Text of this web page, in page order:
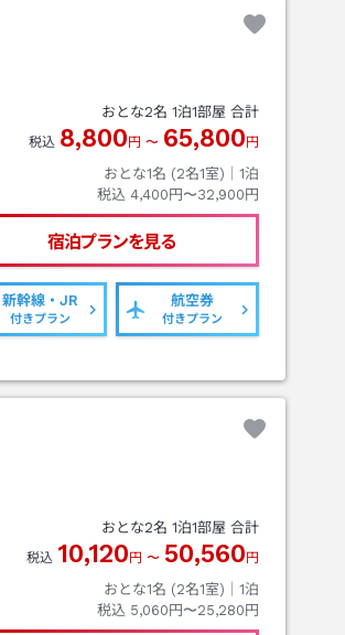
おとな2名 1泊1部屋 合計
税込 8,800 円 〜 65,800 円
おとな1名 (2名1室)｜ 1泊
税込 4,400円〜32,900円
宿泊プランを見る
新幹線・JR
付きプラン
航空券
付きプラン
おとな2名 1泊1部屋 合計
税込 10,120 円 〜 50,560 円
おとな1名 (2名1室)｜ 1泊
税込 5,060円〜25,280円